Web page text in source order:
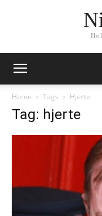
Home Tags Hjerte
Tag: hjerte